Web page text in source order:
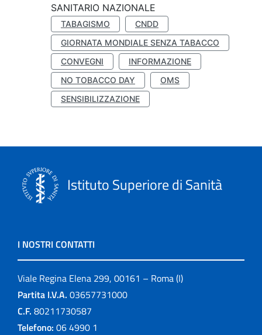
SANITARIO NAZIONALE
TABAGISMO
CNDD
GIORNATA MONDIALE SENZA TABACCO
CONVEGNI
INFORMAZIONE
NO TOBACCO DAY
OMS
SENSIBILIZZAZIONE
Istituto Superiore di Sanità
I NOSTRI CONTATTI
Viale Regina Elena 299, 00161 – Roma (I)
Partita I.V.A. 03657731000
C.F. 80211730587
Telefono: 06 4990 1